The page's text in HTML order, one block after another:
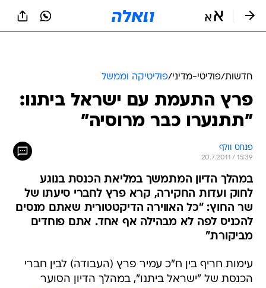
פרץ התעמת עם ישראל ביתנו:
"תתנערו כבר מרוסיה"
פנחס וולף
20.7.2011 / 15:39
במהלך הדיון המתמשך במליאת הכנסת בנוגע
לחוק ועדות החקירה, קרא פרץ לחברי סיעתו של
שר החוץ: "כל האווירה הדיקטטורית שאתם מנסים
להכניס לפה לא מבהילה אף אחד. אתם פוחדים
מביקורת"
עימות חריף בין ח"כ עמיר פרץ (העבודה) לבין חברי
במליאה על הקמת ועדות החקירה לבדיקת מימון
ארגוני השמאל: במהלך נאומו מעל הדוכן, תקף פרץ